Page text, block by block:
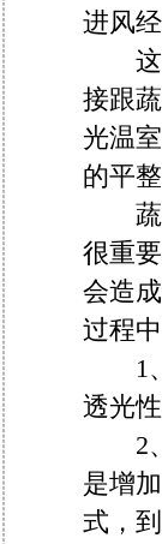
进风
这样
接跟
光温
的平
蔬菜
很重
会造
过程
1、
透光
2、
是增
式，